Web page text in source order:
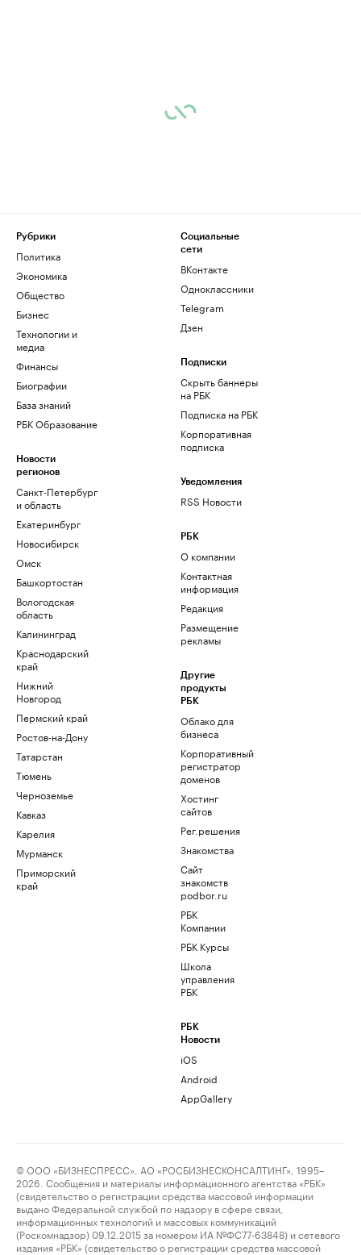
Рубрики
Политика
Экономика
Общество
Бизнес
Технологии и
медиа
Финансы
Биографии
База знаний
РБК Образование
Новости
регионов
Санкт-Петербург
и область
Екатеринбург
Новосибирск
Омск
Башкортостан
Вологодская
область
Калининград
Краснодарский
край
Нижний
Новгород
Пермский край
Ростов-на-Дону
Татарстан
Тюмень
Черноземье
Кавказ
Карелия
Мурманск
Приморский
край
Социальные
сети
ВКонтакте
Одноклассники
Telegram
Дзен
Подписки
Скрыть баннеры
на РБК
Подписка на РБК
Корпоративная
подписка
Уведомления
RSS Новости
РБК
О компании
Контактная
информация
Редакция
Размещение
рекламы
Другие
продукты
РБК
Облако для
бизнеса
Корпоративный
регистратор
доменов
Хостинг
сайтов
Рег.решения
Знакомства
Сайт
знакомств
podbor.ru
РБК
Компании
РБК Курсы
Школа
управления
РБК
РБК
Новости
iOS
Android
AppGallery
© ООО «БИЗНЕСПРЕСС», АО «РОСБИЗНЕСКОНСАЛТИНГ», 1995–
2026. Сообщения и материалы информационного агентства «РБК»
(свидетельство о регистрации средства массовой информации
выдано Федеральной службой по надзору в сфере связи,
информационных технологий и массовых коммуникаций
(Роскомнадзор) 09.12.2015 за номером ИА №ФС77-63848) и сетевого
издания «РБК» (свидетельство о регистрации средства массовой